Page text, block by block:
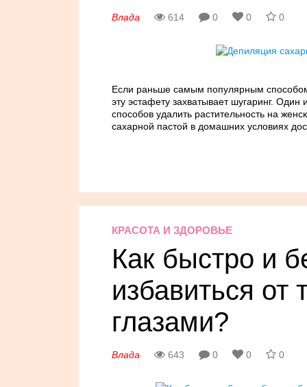
Влада 614 0 0 0
Если раньше самым популярным
эту эстафету захватывает шугаринг.
способов удалить растительность на
сахарной пастой в домашних условиях
КРАСОТА И ЗДОРОВЬЕ
Как быстро и
избавиться от
глазами?
Влада 643 0 0 0